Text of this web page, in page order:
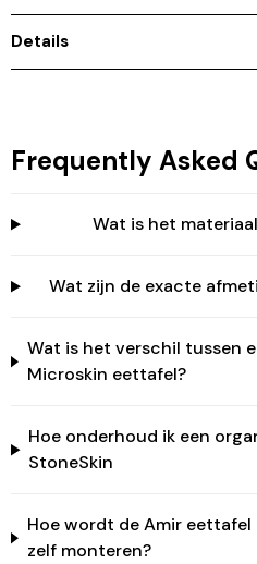
Details
Frequently Asked
Wat is het
Wat zijn de exacte
Wat is het verschil tussen
Microskin eettafel?
Hoe onderhoud ik een
StoneSkin
Hoe wordt de Amir
zelf monteren?
Inloggen vereist